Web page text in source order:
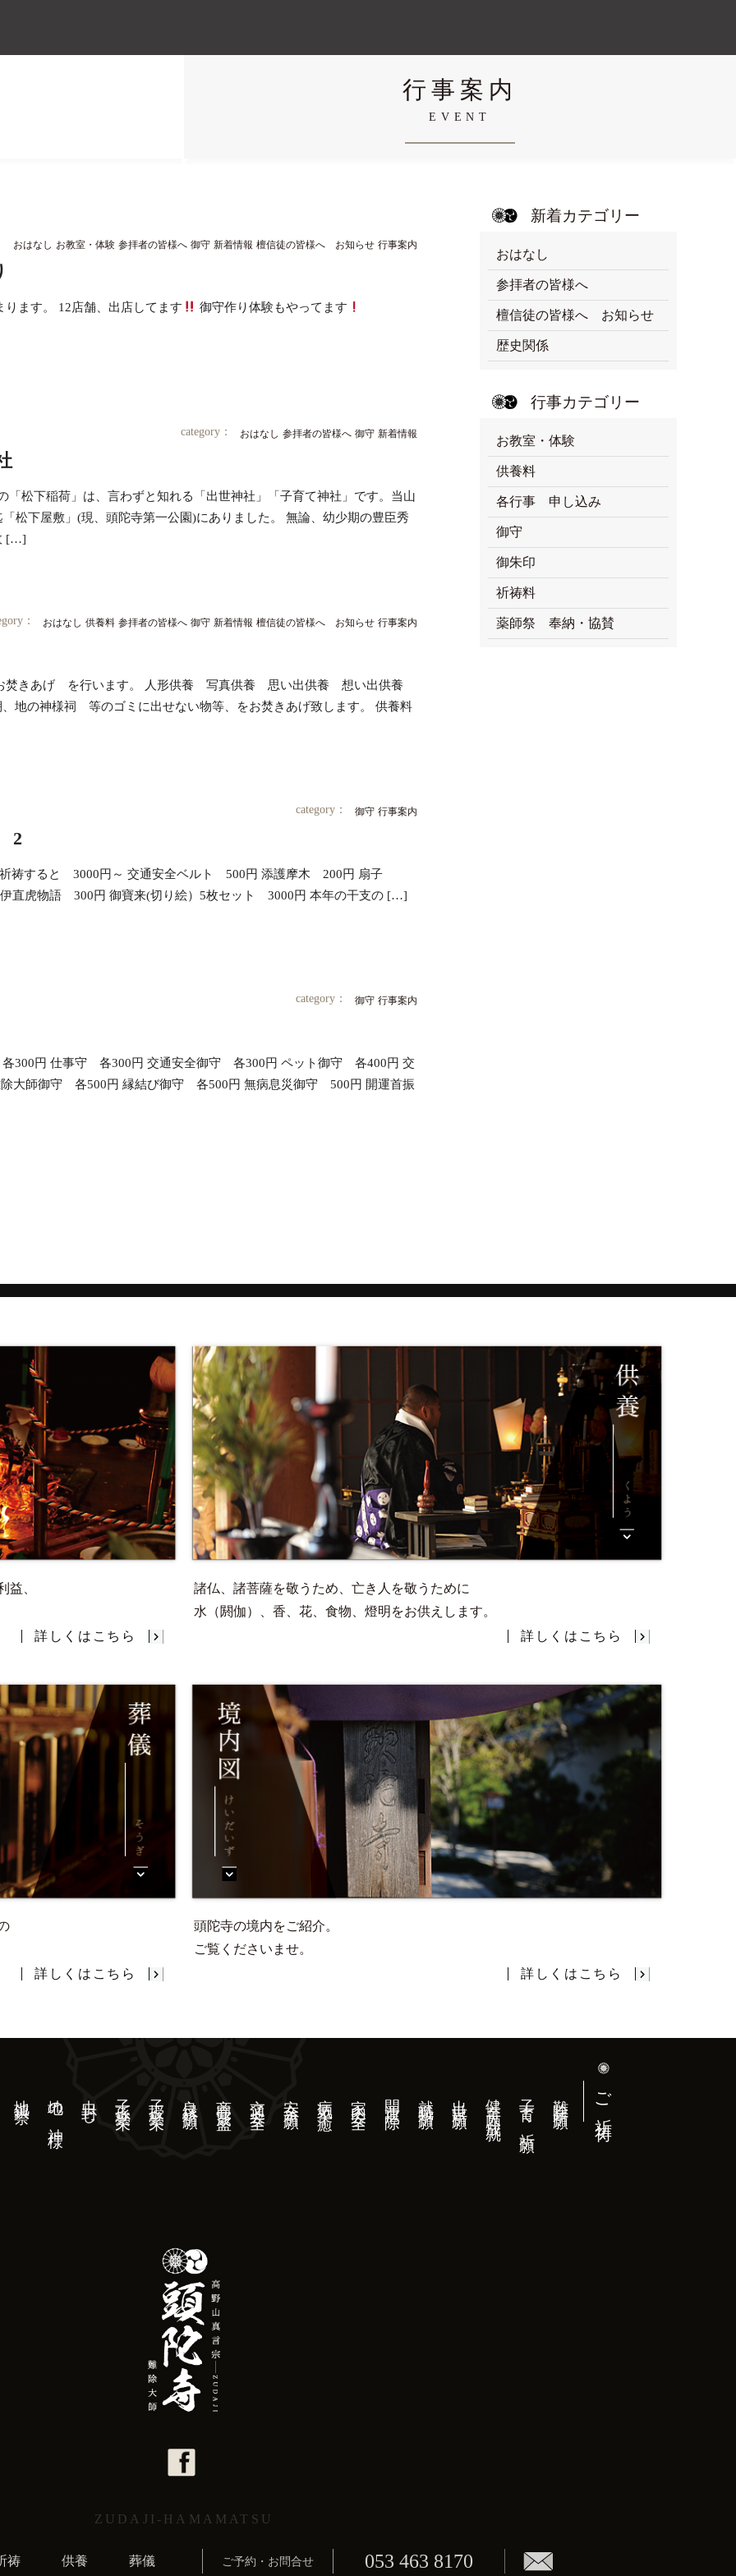
行事案内
EVENT
おはなし お教室・体験 参拝者の皆様へ 御守 新着情報 檀信徒の皆様へ お知らせ 行事案内
ます。 12店舗、出店してます 御守作り体験もやってます
おはなし 参拝者の皆様へ 御守 新着情報
category：
「松下稲荷」は、言わずと知れる「出世神社」「子育て神社」です。当山
松下屋敷」(現、頭陀寺第一公園)にありました。 無論、幼少期の豊臣秀
[…]
おはなし 供養料 参拝者の皆様へ 御守 新着情報 檀信徒の皆様へ お知らせ 行事案内
：
焚きあげ を行います。 人形供養 写真供養 思い出供養 想い出供養
の神様祠 等のゴミに出せない物等、をお焚きあげ致します。 供養料
御守 行事案内
category：
2
祈祷すると 3000円～ 交通安全ベルト 500円 添護摩木 200円 扇子
直虎物語 300円 御寶来(切り絵）5枚セット 3000円 本年の干支の […]
御守 行事案内
category：
300円 仕事守 各300円 交通安全御守 各300円 ペット御守 各400円 交
大師御守 各500円 縁結び御守 各500円 無病息災御守 500円 開運首振
新着カテゴリー
おはなし
参拝者の皆様へ
檀信徒の皆様へ お知らせ
歴史関係
行事カテゴリー
お教室・体験
供養料
各行事 申し込み
御守
御朱印
祈祷料
薬師祭 奉納・協賛
益、
詳しくはこちら
諸仏、諸菩薩を敬うため、亡き人を敬うために
水（閼伽）、香、花、食物、燈明をお供えします。
詳しくはこちら
詳しくはこちら
頭陀寺の境内をご紹介。
ご覧くださいませ。
詳しくはこちら
ご祈祷
難除祈願
子育て祈願
健育大願成就
出世祈願
就職祈願
開運厄除
家内安全
病気平癒
安全祈願
交通安全
商売繁盛
良縁祈願
子授繁栄
子孫繁栄
虫封じ
地の神様
ZUDAJI-HAMAMATSU
祷 供養 葬儀 ご予約・お問合せ 053 463 8170